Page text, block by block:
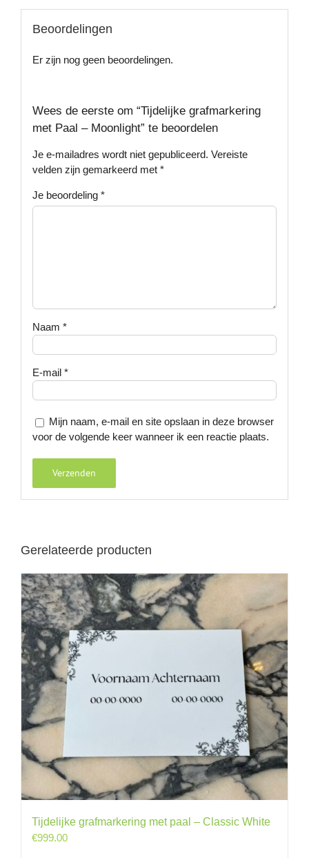
Beoordelingen
Er zijn nog geen beoordelingen.
Wees de eerste om “Tijdelijke grafmarkering
met Paal – Moonlight” te beoordelen
Je e-mailadres wordt niet gepubliceerd. Vereiste
velden zijn gemarkeerd met *
Je beoordeling *
Naam *
E-mail *
Mijn naam, e-mail en site opslaan in deze browser
voor de volgende keer wanneer ik een reactie plaats.
Gerelateerde producten
Tijdelijke grafmarkering met paal – Classic White
€999.00